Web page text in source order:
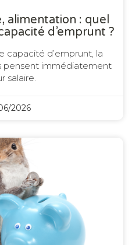
alimentation : quel
d’emprunt ?
capacité d’emprunt, la
pensent immédiatement
salaire.
2026